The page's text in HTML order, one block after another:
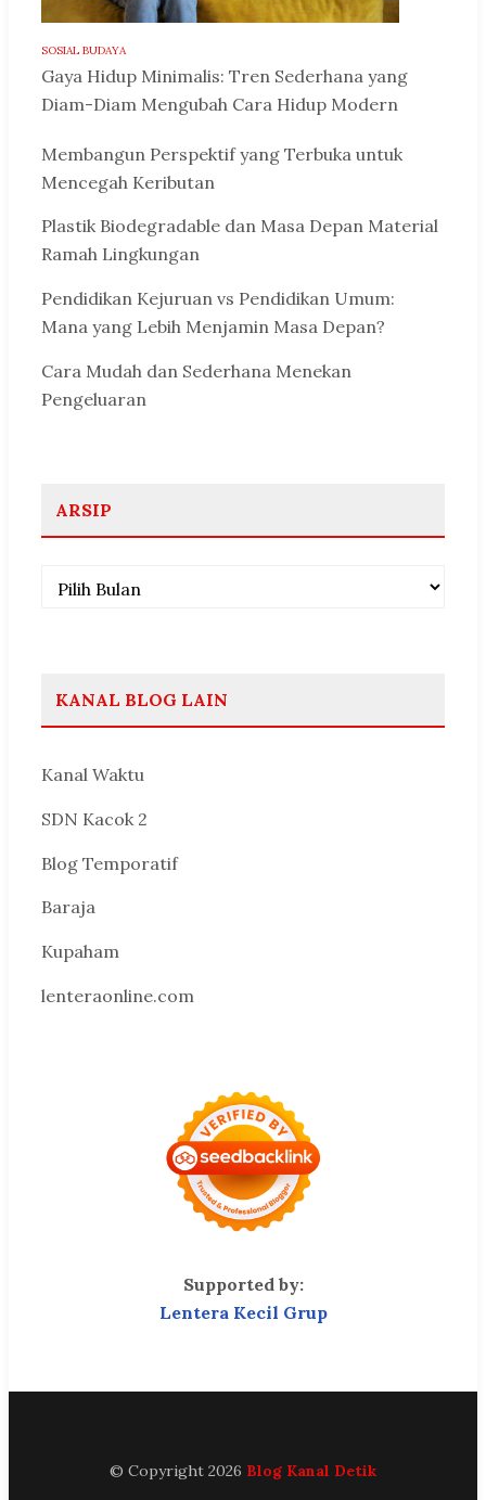
SOSIAL BUDAYA
Gaya Hidup Minimalis: Tren Sederhana yang
Diam-Diam Mengubah Cara Hidup Modern
Membangun Perspektif yang Terbuka untuk
Mencegah Keributan
Plastik Biodegradable dan Masa Depan Material
Ramah Lingkungan
Pendidikan Kejuruan vs Pendidikan Umum:
Mana yang Lebih Menjamin Masa Depan?
Cara Mudah dan Sederhana Menekan
Pengeluaran
ARSIP
Arsip
KANAL BLOG LAIN
Kanal Waktu
SDN Kacok 2
Blog Temporatif
Baraja
Kupaham
lenteraonline.com
Supported by:
Lentera Kecil Grup
© Copyright 2026 Blog Kanal Detik